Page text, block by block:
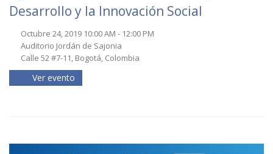
Desarrollo y la Innovación Social
Octubre 24, 2019 10:00 AM - 12:00 PM
Auditorio Jordán de Sajonia
Calle 52 #7-11, Bogotá, Colombia
Ver evento